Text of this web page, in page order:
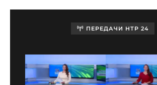
ПЕРЕДАЧИ НТР 24